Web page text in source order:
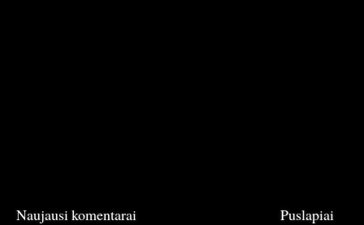
Naujausi komentarai Puslapiai